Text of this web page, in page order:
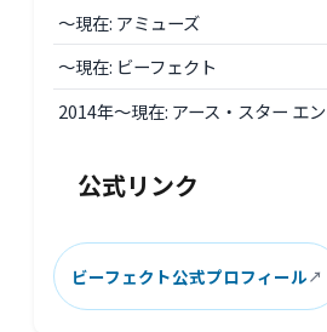
〜現在: アミューズ
〜現在: ビーフェクト
2014年〜現在: アース・スター エ
公式リンク
ビーフェクト公式プロフィール